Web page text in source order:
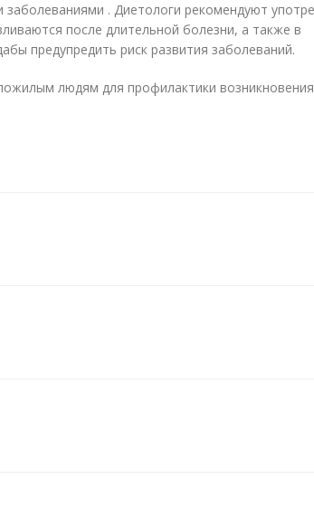
. Диетологи рекомендуют
после длительной болезни, а также в
предупредить риск развития заболеваний.
людям для профилактики